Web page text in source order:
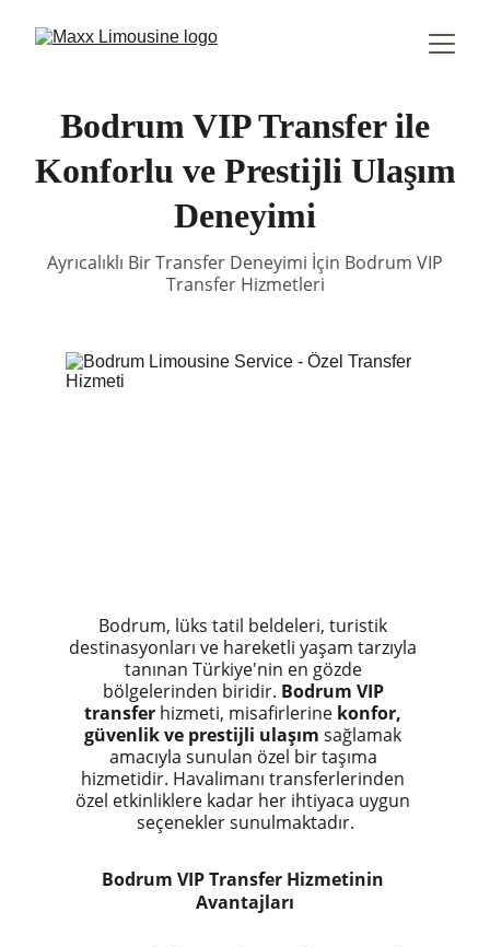
Bodrum VIP Transfer ile
Konforlu ve Prestijli Ulaşım
Deneyimi
Ayrıcalıklı Bir Transfer Deneyimi İçin Bodrum VIP
Transfer Hizmetleri
Bodrum, lüks tatil beldeleri, turistik
destinasyonları ve hareketli yaşam tarzıyla
tanınan Türkiye'nin en gözde
bölgelerinden biridir. Bodrum VIP
transfer hizmeti, misafirlerine konfor,
güvenlik ve prestijli ulaşım sağlamak
amacıyla sunulan özel bir taşıma
hizmetidir. Havalimanı transferlerinden
özel etkinliklere kadar her ihtiyaca uygun
seçenekler sunulmaktadır.
Bodrum VIP Transfer Hizmetinin
Avantajları